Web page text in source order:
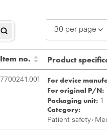
30 per page
20 per page
30 per
50 per
Item no. Product
7700241.001 For device
For original P/N:
Packaging unit: 1
Category:
Patient safety ,